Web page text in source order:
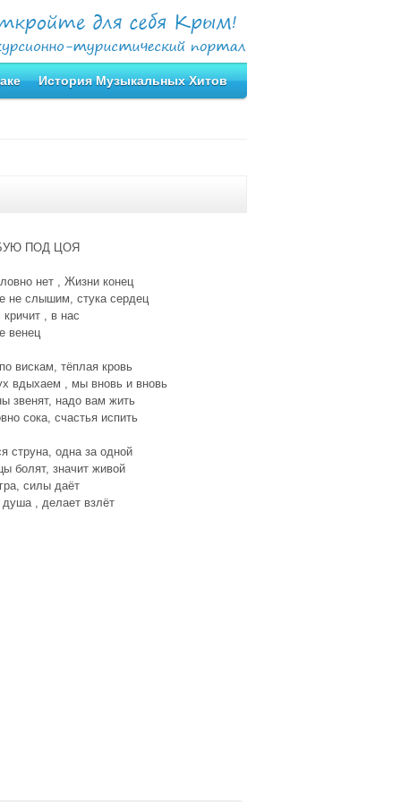
История Музыкальных Хитов
ПОД ЦОЯ
нет , Жизни конец
не слышим, стука сердец
кричит , в нас
венец
вискам, тёплая кровь
вдыхаем , мы вновь и вновь
звенят, надо вам жить
сока, счастья испить
струна, одна за одной
болят, значит живой
силы даёт
, делает взлёт